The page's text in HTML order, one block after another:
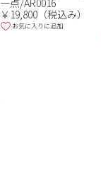
￥19,800（税込み）
お気に入りに追加